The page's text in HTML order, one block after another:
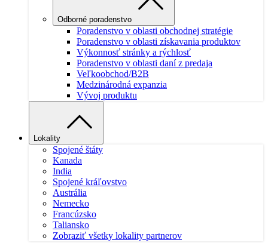
Odborné poradenstvo
Poradenstvo v oblasti obchodnej stratégie
Poradenstvo v oblasti získavania produktov
Výkonnosť stránky a rýchlosť
Poradenstvo v oblasti daní z predaja
Veľkoobchod/B2B
Medzinárodná expanzia
Vývoj produktu
Lokality
Spojené štáty
Kanada
India
Spojené kráľovstvo
Austrália
Nemecko
Francúzsko
Taliansko
Zobraziť všetky lokality partnerov